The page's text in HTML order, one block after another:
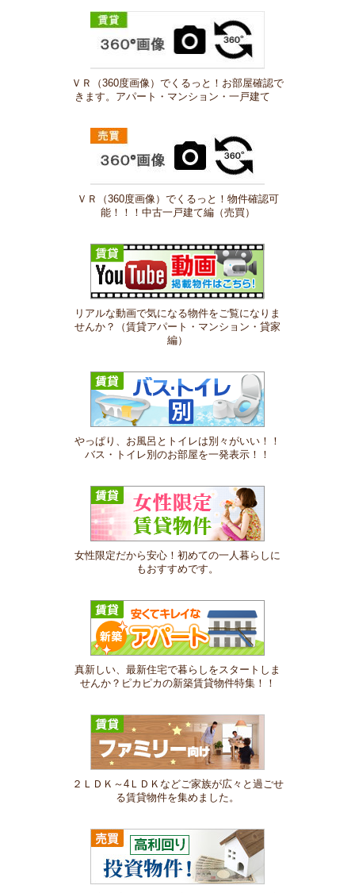
ＶＲ（360度画像）でくるっと！お部屋確認で
きます。アパート・マンション・一戸建て
ＶＲ（360度画像）でくるっと！物件確認可
能！！！中古一戸建て編（売買）
リアルな動画で気になる物件をご覧になりま
せんか？（賃貸アパート・マンション・貸家
編）
やっぱり、お風呂とトイレは別々がいい！！
バス・トイレ別のお部屋を一発表示！！
女性限定だから安心！初めての一人暮らしに
もおすすめです。
真新しい、最新住宅で暮らしをスタートしま
せんか？ピカピカの新築賃貸物件特集！！
２ＬＤＫ～4ＬＤＫなどご家族が広々と過ごせ
る賃貸物件を集めました。